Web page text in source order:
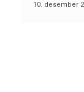
10. desember